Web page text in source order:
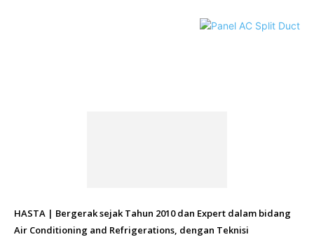
HASTA | Bergerak sejak Tahun 2010 dan Expert dalam bidang
Air Conditioning and Refrigerations, dengan Teknisi